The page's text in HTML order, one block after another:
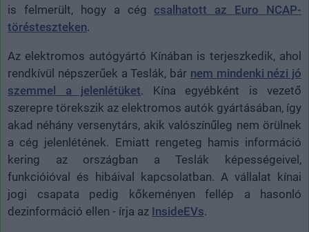
is felmerült, hogy a cég csalhatott az Euro NCAP-
törésteszteken.
Az elektromos autógyártó Kínában is terjeszkedik, ahol
rendkívül népszerűek a Teslák, bár nem mindenki nézi jó
szemmel a jelenlétüket. Kína egyébként is vezető
szerepre törekszik az elektromos autók gyártásában, így
akad néhány versenytárs, akik valószínűleg nem örülnek
a cég jelenlétének. Emiatt rengeteg hamis információ
kering az országban a Teslák képességeivel,
funkcióióval és hibáival kapcsolatban. A vállalat kínai
jogi csapata pedig kőkeményen fellép a hasonló
dezinformáció ellen - írja az InsideEVs.